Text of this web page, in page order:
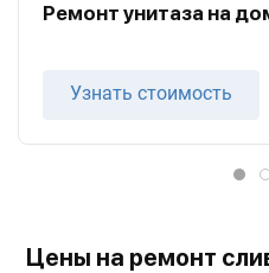
Ремонт унитаза на
Узнать стоимость
Цены на ремонт